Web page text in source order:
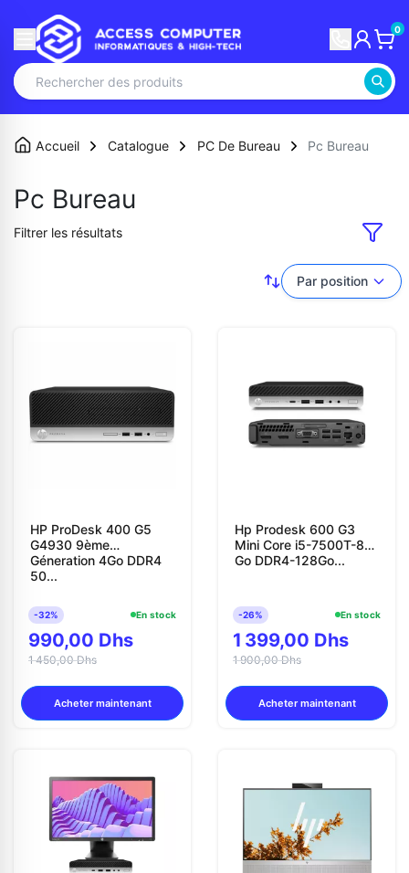
0
Appelez-nous au
06 37 08 07 06
Contactez-nous
Accueil Catalogue PC De Bureau Pc Bureau
Pc Bureau
Filtrer les résultats
Par position
HP ProDesk 400 G5
G4930 9ème
Géneration 4Go DDR4
50...
-32% En stock
990,00 Dhs
1 450,00 Dhs
Acheter maintenant
Hp Prodesk 600 G3
Mini Core i5-7500T-8
Go DDR4-128Go...
-26% En stock
1 399,00 Dhs
1 900,00 Dhs
Acheter maintenant